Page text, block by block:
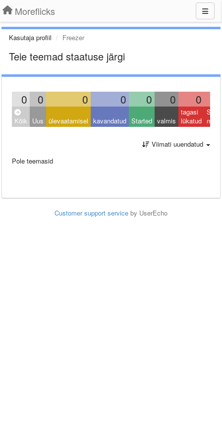
Moreflicks
Kasutaja profiil Freezer
Teie teemad staatuse järgi
0 0 0 0 0 0 0
Kõik Uus ülevaatamisel kavandatud Started valmis
tagasi
lükatud muu
Viimati uuendatud
Pole teemasid
Customer support service by UserEcho